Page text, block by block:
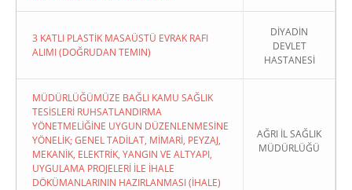
3 KATLI PLASTİK MASAÜSTÜ EVRAK RAFI
ALIMI (DOĞRUDAN TEMIN)
DİYADİN
DEVLET
HASTANESİ
MÜDÜRLÜĞÜMÜZE BAĞLI KAMU SAĞLIK
TESİSLERİ RUHSATLANDIRMA
YÖNETMELİĞİNE UYGUN DÜZENLENMESİNE
YÖNELİK; GENEL TADİLAT, MİMARİ, PEYZAJ,
MEKANİK, ELEKTRİK, YANGIN VE ALTYAPI,
UYGULAMA PROJELERİ İLE İHALE
DÖKÜMANLARININ HAZIRLANMASI (İHALE)
AĞRI İL SAĞLIK
MÜDÜRLÜĞÜ